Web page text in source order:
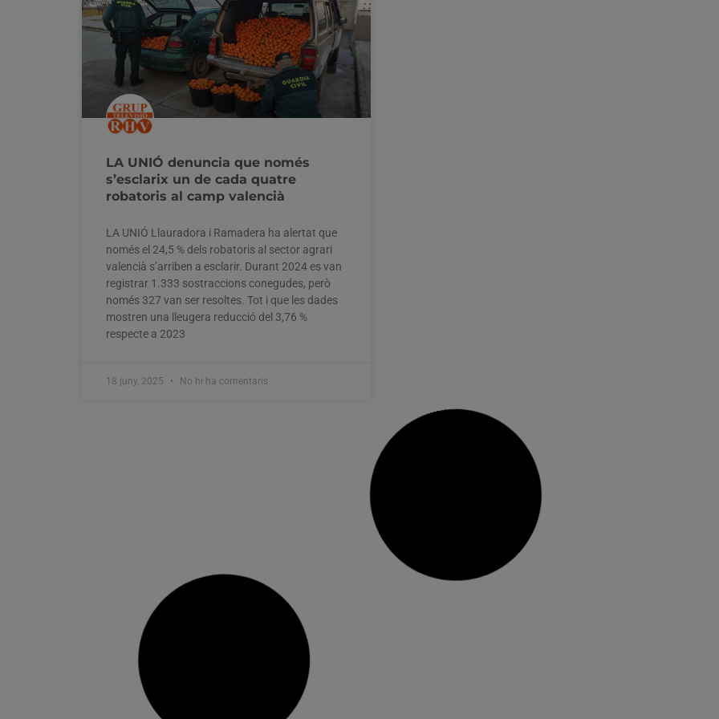
LA UNIÓ denuncia que només
s’esclarix un de cada quatre
robatoris al camp valencià
LA UNIÓ Llauradora i Ramadera ha alertat que
només el 24,5 % dels robatoris al sector agrari
valencià s’arriben a esclarir. Durant 2024 es van
registrar 1.333 sostraccions conegudes, però
només 327 van ser resoltes. Tot i que les dades
mostren una lleugera reducció del 3,76 %
respecte a 2023
18 juny, 2025 No hi ha comentaris
anunciat la intenció del Fons Monetari
Internacional (FMI) d’establir la seua primera
delegació a Espanya a la ciutat de València,
després d’una reunió amb representants de
l’organisme internacional. Segons ha explicat el
president, es tractarà d’un hub destinat a una
oficina tecnològica